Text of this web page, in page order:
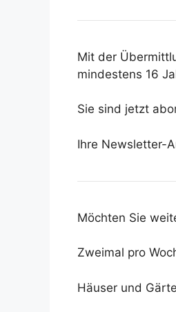
Mit der
mindestens 16
Sie sind jetzt
Ihre Newsletter-
Möchten Sie
Zweimal pro
Häuser und